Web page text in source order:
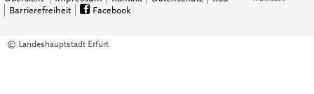
Barrierefreiheit
Facebook
© Landeshauptstadt Erfurt